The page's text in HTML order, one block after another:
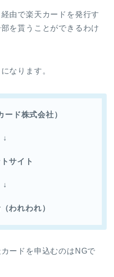
由で楽天カードを発行す
を貰うことができるわけ
なります。
ード株式会社）
↓
サイト
↓
われわれ）
ードを申込むのはNGで